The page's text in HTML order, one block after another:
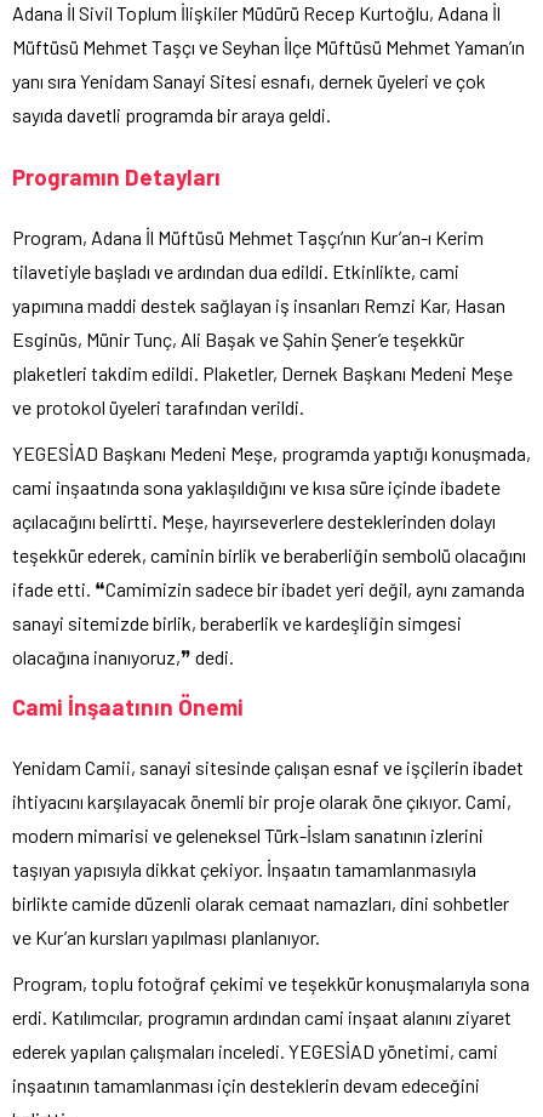
Adana İl Sivil Toplum İlişkiler Müdürü Recep Kurtoğlu, Adana İl
Müftüsü Mehmet Taşçı ve Seyhan İlçe Müftüsü Mehmet Yaman’ın
yanı sıra Yenidam Sanayi Sitesi esnafı, dernek üyeleri ve çok
sayıda davetli programda bir araya geldi.
Programın Detayları
Program, Adana İl Müftüsü Mehmet Taşçı’nın Kur’an-ı Kerim
tilavetiyle başladı ve ardından dua edildi. Etkinlikte, cami
yapımına maddi destek sağlayan iş insanları Remzi Kar, Hasan
Esginüs, Münir Tunç, Ali Başak ve Şahin Şener’e teşekkür
plaketleri takdim edildi. Plaketler, Dernek Başkanı Medeni Meşe
ve protokol üyeleri tarafından verildi.
YEGESİAD Başkanı Medeni Meşe, programda yaptığı konuşmada,
cami inşaatında sona yaklaşıldığını ve kısa süre içinde ibadete
açılacağını belirtti. Meşe, hayırseverlere desteklerinden dolayı
teşekkür ederek, caminin birlik ve beraberliğin sembolü olacağını
ifade etti. ❝Camimizin sadece bir ibadet yeri değil, aynı zamanda
sanayi sitemizde birlik, beraberlik ve kardeşliğin simgesi
olacağına inanıyoruz,❞ dedi.
Cami İnşaatının Önemi
Yenidam Camii, sanayi sitesinde çalışan esnaf ve işçilerin ibadet
ihtiyacını karşılayacak önemli bir proje olarak öne çıkıyor. Cami,
modern mimarisi ve geleneksel Türk-İslam sanatının izlerini
taşıyan yapısıyla dikkat çekiyor. İnşaatın tamamlanmasıyla
birlikte camide düzenli olarak cemaat namazları, dini sohbetler
ve Kur’an kursları yapılması planlanıyor.
Program, toplu fotoğraf çekimi ve teşekkür konuşmalarıyla sona
erdi. Katılımcılar, programın ardından cami inşaat alanını ziyaret
ederek yapılan çalışmaları inceledi. YEGESİAD yönetimi, cami
inşaatının tamamlanması için desteklerin devam edeceğini